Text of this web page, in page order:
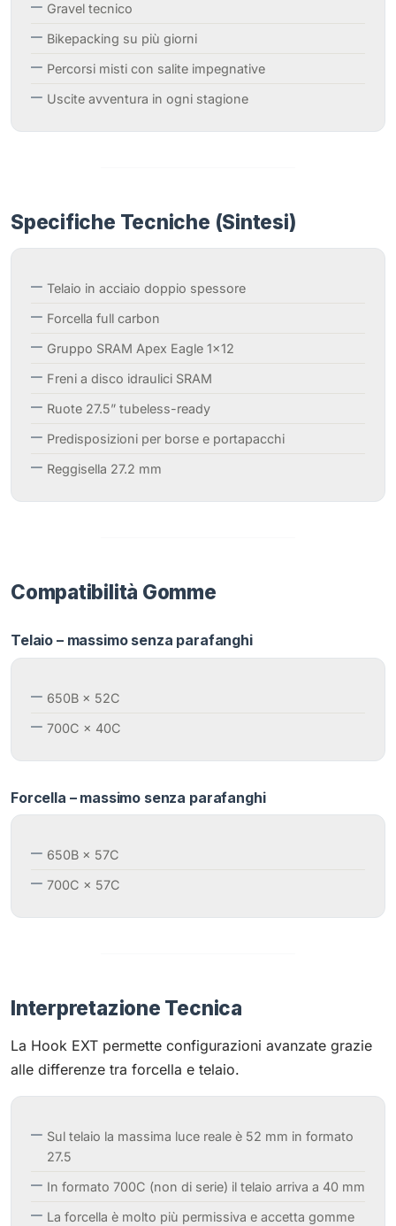
Gravel tecnico
Bikepacking su più giorni
Percorsi misti con salite impegnative
Uscite avventura in ogni stagione
Specifiche Tecniche (Sintesi)
Telaio in acciaio doppio spessore
Forcella full carbon
Gruppo SRAM Apex Eagle 1×12
Freni a disco idraulici SRAM
Ruote 27.5” tubeless-ready
Predisposizioni per borse e portapacchi
Reggisella 27.2 mm
Compatibilità Gomme
Telaio – massimo senza parafanghi
650B × 52C
700C × 40C
Forcella – massimo senza parafanghi
650B × 57C
700C × 57C
Interpretazione Tecnica
La Hook EXT permette configurazioni avanzate grazie
alle differenze tra forcella e telaio.
Sul telaio la massima luce reale è 52 mm in formato
27.5
In formato 700C (non di serie) il telaio arriva a 40 mm
La forcella è molto più permissiva e accetta gomme